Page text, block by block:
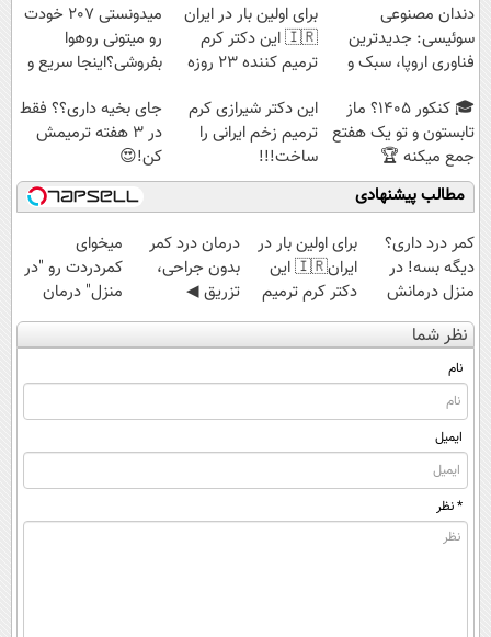
دندان مصنوعی
سوئیسی: جدیدترین
فناوری اروپا، سبک و
قسطی
برای اولین بار در ایران
🇮🇷 این دکتر کرم
ترمیم کننده 23 روزه
میدونستی 207 خودت
رو میتونی روهوا
بفروشی؟اینجا سریع و
🎓 کنکور ۱۴۰5؟ ماز
تابستون و تو یک هفتع
جمع میکنه 🏆
این دکتر شیرازی کرم
ترمیم زخم ایرانی را
ساخت!!!
جای بخیه داری؟؟ فقط
در 3 هفته ترمیمش
کن!😍
مطالب پیشنهادی
کمر درد داری؟
دیگه بسه! در
منزل درمانش
کن
(◀پرسش‌نامه)
برای اولین بار در
ایران🇮🇷 این
دکتر کرم ترمیم
کننده 23 روزه
ساخت!
درمان درد کمر
بدون جراحی،
تزریق ◀
پرسش‌نامه رو پر
کن ▶
میخوای
کمردردت رو "در
منزل" درمان
کنی؟ (◂فیلم +
◂پرسش‌نامه)
نظر شما
نام
ایمیل
* نظر